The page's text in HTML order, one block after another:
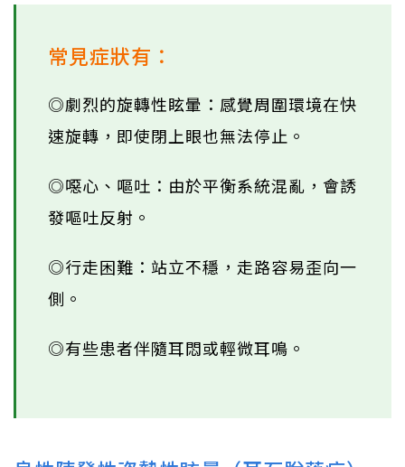
常見症狀有：
◎劇烈的旋轉性眩暈：感覺周圍環境在快
速旋轉，即使閉上眼也無法停止。
◎噁心、嘔吐：由於平衡系統混亂，會誘
發嘔吐反射。
◎行走困難：站立不穩，走路容易歪向一
側。
◎有些患者伴隨耳悶或輕微耳鳴。